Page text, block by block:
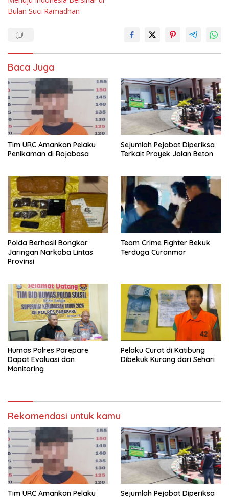
Bulan Suci Ramadhan
Baca Juga
Tim URC Amankan Pelaku
Penikaman di Rajabasa
Sejumlah Pejabat Diperiksa
Terkait Proyek Jalan Beton
Polda Berhasil Bongkar
Jaringan Narkoba Lintas
Provinsi
Team Crime Fighter Bekuk
Terduga Curanmor
Humas Polres Parepare
Dapat Evaluasi dan
Monitoring
Pelaku Curat di Katibung
Dibekuk Kurang dari Sehari
Rekomendasi untuk kamu
Tim URC Amankan Pelaku Sejumlah Pejabat Diperiksa